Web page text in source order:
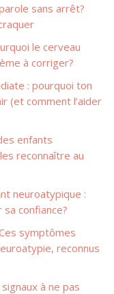
sans arrêt?
le cerveau
à corriger?
: pourquoi ton
(et comment l’aider
enfants
reconnaître au
neuroatypique :
confiance?
symptômes
reconnus
à ne pas